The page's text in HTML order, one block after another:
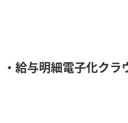
・給与明細電子化クラ